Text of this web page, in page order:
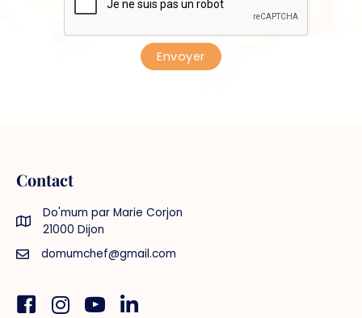
Contact
Do'mum par Marie Corjon
21000 Dijon
domumchef@gmail.com
FacebookInstagramYou tubeLinkedin